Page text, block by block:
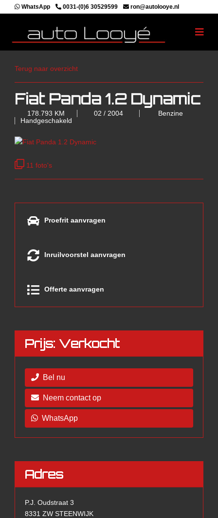
WhatsApp 0031-(0)6 30529599 ron@autolooye.nl
Terug naar overzicht
Fiat Panda 1.2 Dynamic
178.793 KM 02 / 2004
Benzine
Handgeschakeld
11 foto's
Proefrit aanvragen
Inruilvoorstel aanvragen
Offerte aanvragen
Prijs: Verkocht
Bel nu
Neem contact op
WhatsApp
Adres
P.J. Oudstraat 3
8331 ZW STEENWIJK